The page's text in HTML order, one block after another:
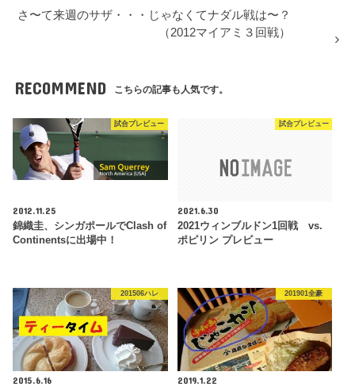
さ〜て来週のサザ・・・じゃなくてナダル戦は〜？
（2012マイアミ３回戦）
RECOMMEND こちらの記事も人気です。
試合プレビュー
2012.11.25
錦織圭、シンガポールでClash of
Continentsに出場中！
試合プレビュー
2021.6.30
2021ウィンブルドン1回戦 vs.
ポピリン プレビュー
201506ハレ
2015.6.16
201901全豪
2019.1.22